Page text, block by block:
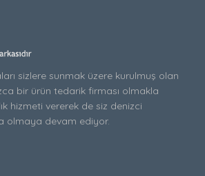
sizlere sunmak üzere kurulmuş olan
bir ürün tedarik firması olmakla
hizmeti vererek de siz denizci
olmaya devam ediyor.